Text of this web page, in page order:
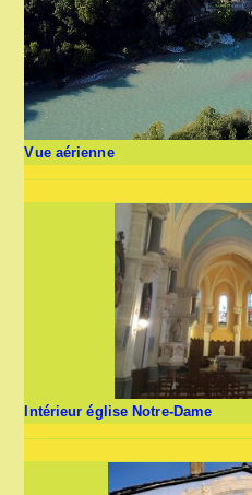
Vue aérienne
Intérieur église Notre-Dame